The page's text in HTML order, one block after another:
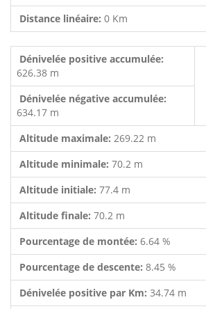
Distance linéaire: 0 Km
Dénivelée positive accumulée:
626.38 m
Dénivelée négative accumulée:
634.17 m
Altitude maximale: 269.22 m
Altitude minimale: 70.2 m
Altitude initiale: 77.4 m
Altitude finale: 70.2 m
Pourcentage de montée: 6.64 %
Pourcentage de descente: 8.45 %
Dénivelée positive par Km: 34.74 m